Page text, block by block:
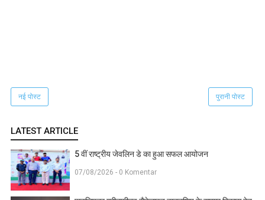
नई पोस्ट पुरानी पोस्ट
LATEST ARTICLE
5 वीं राष्ट्रीय जेवलिन डे का हुआ सफल आयोजन
07/08/2026 - 0 Komentar